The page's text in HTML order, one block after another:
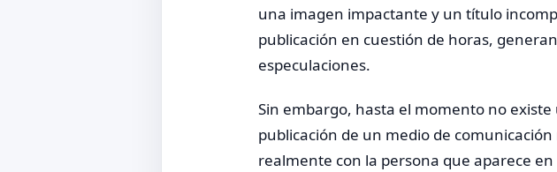
una imagen impactante y un título
publicación en cuestión de horas,
especulaciones.
Sin embargo, hasta el momento no
publicación de un medio de
realmente con la persona que aparece